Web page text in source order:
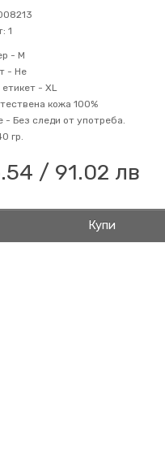
1
- M
- Не
- XL
кожа 100%
- Без следи от употреба.
гр.
/ 91.02 лв
Купи